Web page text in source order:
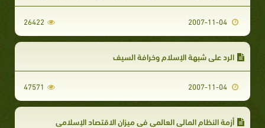
26422
الرد علي شبهة الإسلام وخرافة السيف
47571
أزمة النظام المالى العالمى فى ميزان الاقتصاد الإسلامى